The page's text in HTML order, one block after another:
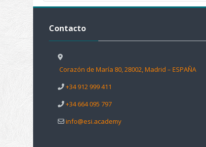
Contacto
Corazón de María 80, 28002, Madrid – ESPAÑA
+34 912 999 411
+34 664 095 797
info@esi.academy